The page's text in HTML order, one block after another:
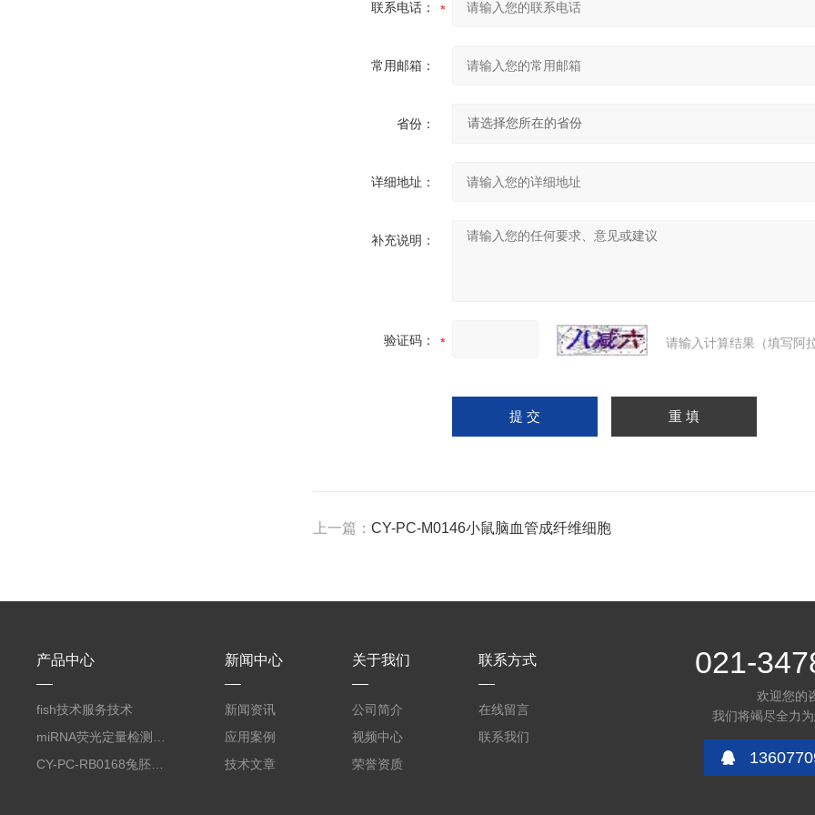
联系电话：
常用邮箱：
省份：
详细地址：
补充说明：
验证码： 请输入计算结果（填写阿
上一篇： CY-PC-M0146小鼠脑血管成纤维细胞
产品中心
fish技术服务技术
新闻中心
新闻资讯
应用案例
技术文章
关于我们
公司简介
视频中心
荣誉资质
联系方式
在线留言
联系我们
021-
欢迎您的
我们将竭尽全力